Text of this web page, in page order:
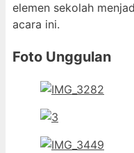
elemen sekolah
acara ini.
Foto Unggulan